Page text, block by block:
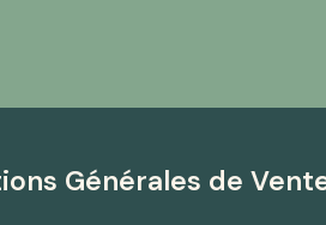
Générales de